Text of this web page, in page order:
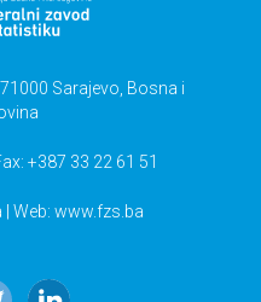
Sarajevo, Bosna i
+387 33 22 61 51
| Web: www.fzs.ba